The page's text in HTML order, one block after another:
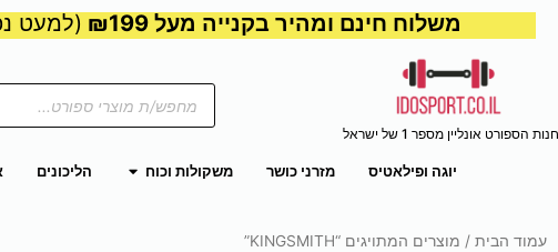
משלוח חינם ומהיר בקנייה מעל ₪199 (למעט נפח
חנות הספורט אונליין מספר 1 של ישראל
Products
search
יוגה ופילאטיס מזרני כושר משקולות וכוח פתח משקולות
הליכונים
עמוד הבית / מוצרים המתויגים “KINGSMITH”